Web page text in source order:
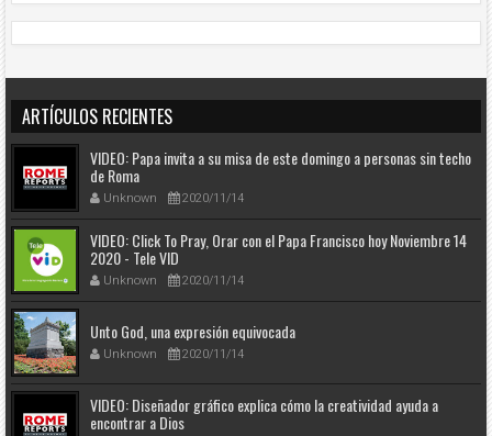
ARTÍCULOS RECIENTES
VIDEO: Papa invita a su misa de este domingo a personas sin techo
de Roma
Unknown 2020/11/14
VIDEO: Click To Pray, Orar con el Papa Francisco hoy Noviembre 14
2020 - Tele VID
Unknown 2020/11/14
Unto God, una expresión equivocada
Unknown 2020/11/14
VIDEO: Diseñador gráfico explica cómo la creatividad ayuda a
encontrar a Dios